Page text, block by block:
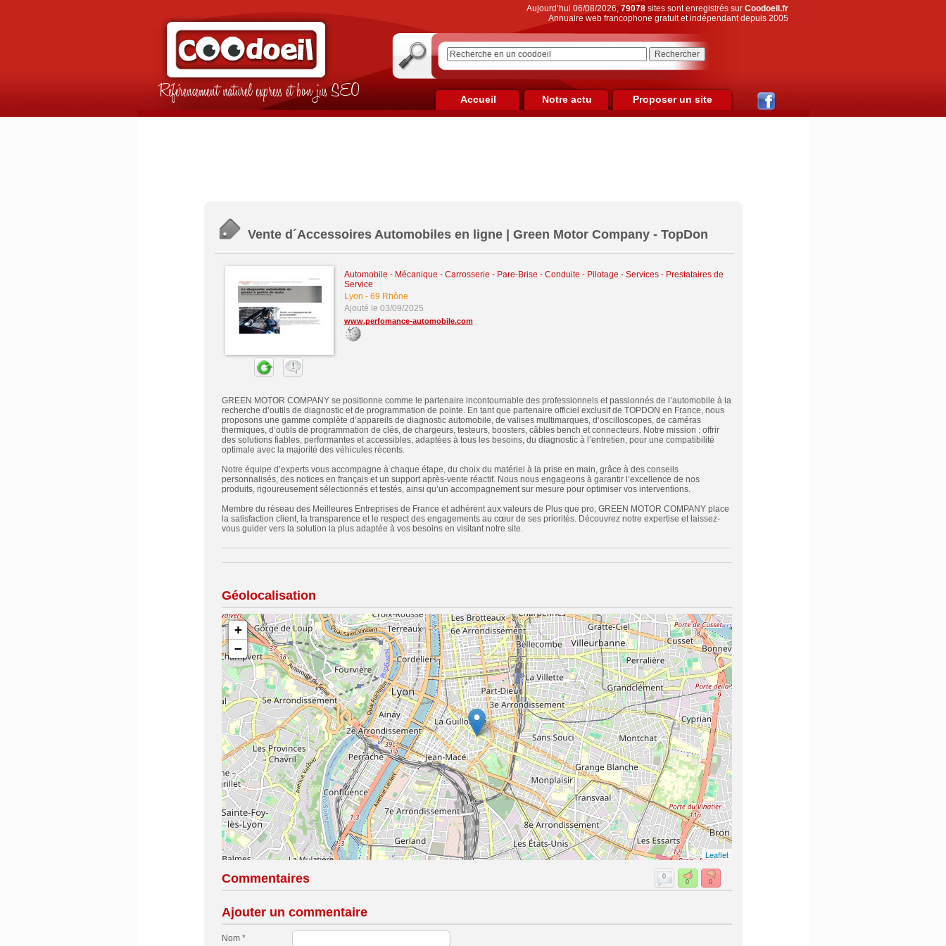
Référencement naturel express et bon jus SEO
Aujourd’hui 06/08/2026,79078sites sont enregistrés sur Coodoeil.fr
Annuaire web francophone gratuit et indépendant depuis 2005
Accueil Notre actu Proposer un site
Vente d´Accessoires Automobiles en ligne | Green Motor Company - TopDon
Automobile - Mécanique - Carrosserie - Pare-Brise - Conduite - Pilotage - Services - Prestataires de
Service
Lyon - 69 Rhône
Ajouté le 03/09/2025
www.perfomance-automobile.com
GREEN MOTOR COMPANY se positionne comme le partenaire incontournable des professionnels et passionnés de l’automobile à la
recherche d’outils de diagnostic et de programmation de pointe. En tant que partenaire officiel exclusif de TOPDON en France, nous
proposons une gamme complète d’appareils de diagnostic automobile, de valises multimarques, d’oscilloscopes, de caméras
thermiques, d’outils de programmation de clés, de chargeurs, testeurs, boosters, câbles bench et connecteurs. Notre mission : offrir
des solutions fiables, performantes et accessibles, adaptées à tous les besoins, du diagnostic à l’entretien, pour une compatibilité
optimale avec la majorité des véhicules récents.
Notre équipe d’experts vous accompagne à chaque étape, du choix du matériel à la prise en main, grâce à des conseils
personnalisés, des notices en français et un support après-vente réactif. Nous nous engageons à garantir l’excellence de nos
produits, rigoureusement sélectionnés et testés, ainsi qu’un accompagnement sur mesure pour optimiser vos interventions.
Membre du réseau des Meilleures Entreprises de France et adhérent aux valeurs de Plus que pro, GREEN MOTOR COMPANY place
la satisfaction client, la transparence et le respect des engagements au cœur de ses priorités. Découvrez notre expertise et laissez-
vous guider vers la solution la plus adaptée à vos besoins en visitant notre site.
Géolocalisation
+
−
Leaflet
Commentaires
0
0
0
Ajouter un commentaire
Nom *